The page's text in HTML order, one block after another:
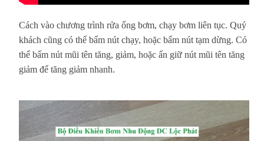
Cách vào chương trình rửa ống bơm, chạy bơm liên tục. Quý
khách cũng có thể bấm nút chạy, hoặc bấm nút tạm dừng. Có
thể bấm nút mũi tên tăng, giảm, hoặc ấn giữ nút mũi tên tăng
giảm để tăng giảm nhanh.